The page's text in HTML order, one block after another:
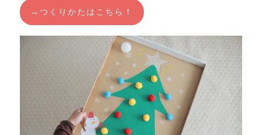
→つくりかたはこちら！